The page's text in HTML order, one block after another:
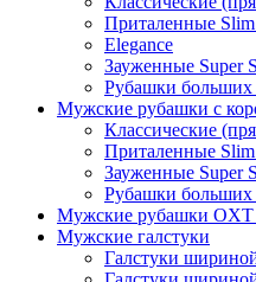
Приталенные
Elegance
Зауженные Super
Рубашки больших
Мужские рубашки с
Классические
Приталенные
Зауженные Super
Рубашки больших
Мужские рубашки OXT
Мужские галстуки
Галстуки